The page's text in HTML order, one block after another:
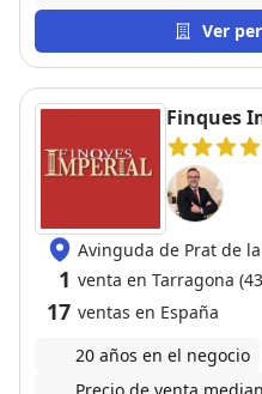
gestionado cada detalle
responsabilidad,
claridad. Sin duda, es un profesional en quien
confiar y al que
gracias por todo el
Ver
Finques
Avinguda de Prat de
1 venta en Tarragona
17 ventas en España
20 años en el negocio